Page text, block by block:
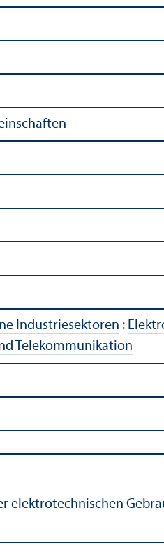
Industriesektoren :
Telekommunikation
elektrotechnischen